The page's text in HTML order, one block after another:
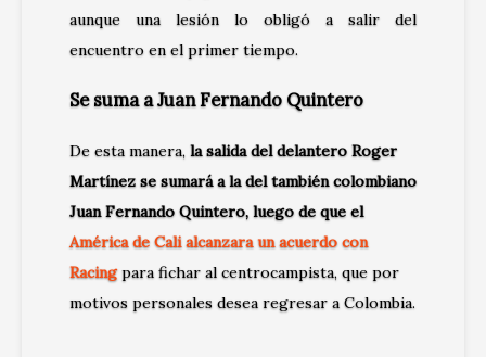
aunque una lesión lo obligó a salir del
encuentro en el primer tiempo.
Se suma a Juan Fernando Quintero
De esta manera, la salida del delantero Roger
Martínez se sumará a la del también colombiano
Juan Fernando Quintero, luego de que el
América de Cali alcanzara un acuerdo con
Racingpara fichar al centrocampista, que por
motivos personales desea regresar a Colombia.